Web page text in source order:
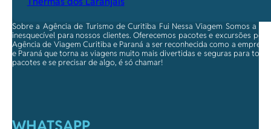
Sobre a Agência de Turismo de Curitiba Fui Nessa Viagem Somos a
inesquecível para nossos clientes. Oferecemos pacotes e excursões
Agência de Viagem Curitiba e Paraná a ser reconhecida como a
e Paraná que torna as viagens muito mais divertidas e seguras para
pacotes e se precisar de algo, é só chamar!